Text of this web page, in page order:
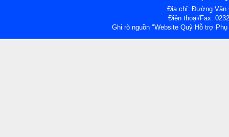
Địa chỉ: Đường Văn
Điện thoại/Fax:
Ghi rõ nguồn "Website Quỹ Hỗ trợ